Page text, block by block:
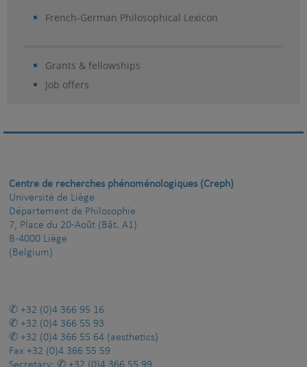
French-German Philosophical Lexicon
Grants & fellowships
Job offers
Centre de recherches phénoménologiques (Creph)
Université de Liège
Département de Philosophie
7, Place du 20-Août (Bât. A1)
B-4000 Liège
(Belgium)
+32 (0)4 366 95 16
+32 (0)4 366 55 93
+32 (0)4 366 55 64 (aesthetics)
Fax +32 (0)4 366 55 59